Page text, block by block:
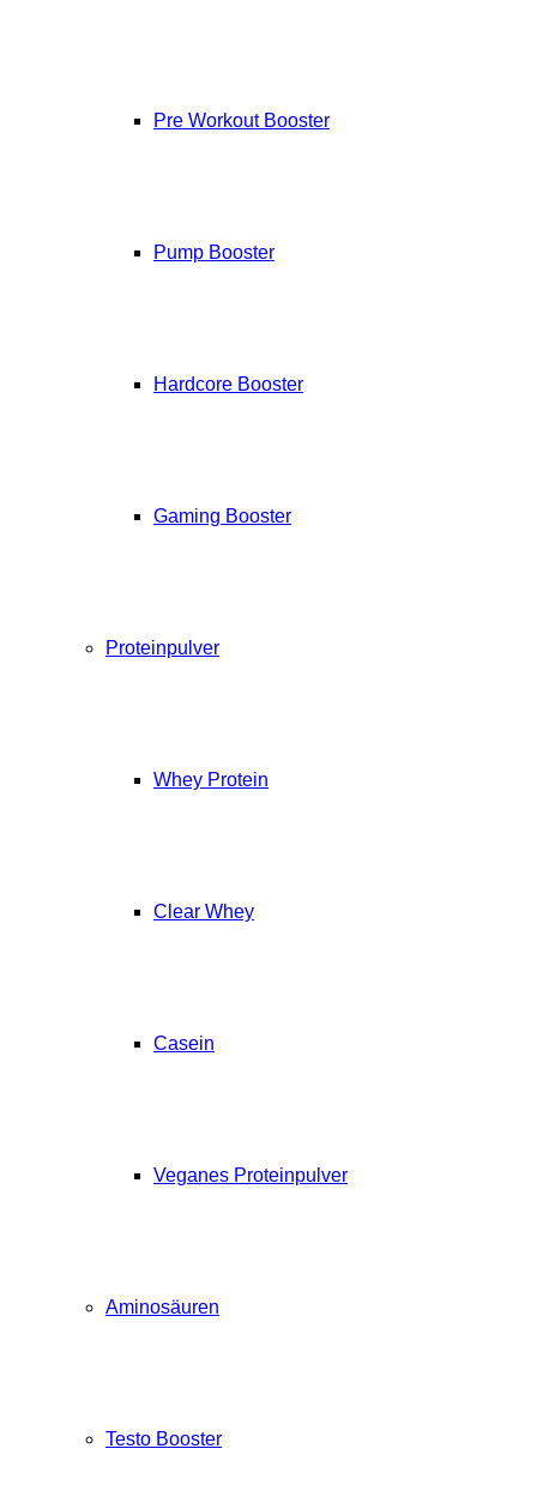
Pre Workout Booster
Pump Booster
Hardcore Booster
Gaming Booster
Proteinpulver
Whey Protein
Clear Whey
Casein
Veganes Proteinpulver
Aminosäuren
Testo Booster